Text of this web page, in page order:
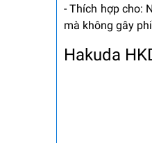
- Thích hợp cho:
mà không gây
Hakuda